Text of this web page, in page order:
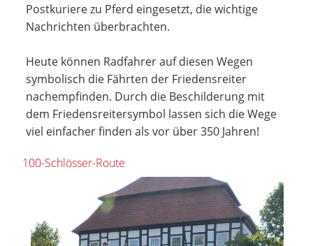
Postkuriere zu Pferd eingesetzt, die wichtige
Nachrichten überbrachten.
Heute können Radfahrer auf diesen Wegen
symbolisch die Fährten der Friedensreiter
nachempfinden. Durch die Beschilderung mit
dem Friedensreitersymbol lassen sich die Wege
viel einfacher finden als vor über 350 Jahren!
100-Schlösser-Route